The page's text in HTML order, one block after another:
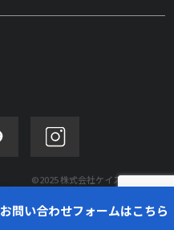
お問い合わせフォームはこちら
©2025 株式会社ケイズモビリティ